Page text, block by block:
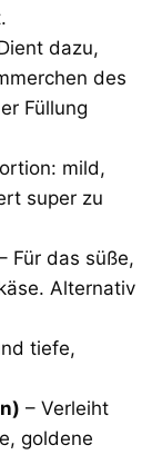
dazu,
des
Füllung
mild,
super zu
Für das süße,
Alternativ
tiefe,
– Verleiht
goldene